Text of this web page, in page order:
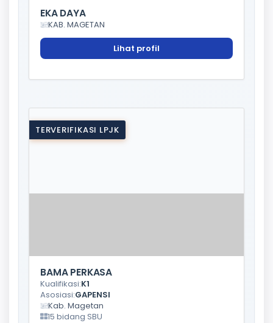
EKA DAYA
KAB. MAGETAN
Lihat profil
TERVERIFIKASI LPJK
BAMA PERKASA
Kualifikasi:K1
Asosiasi:GAPENSI
Kab. Magetan
15 bidang SBU